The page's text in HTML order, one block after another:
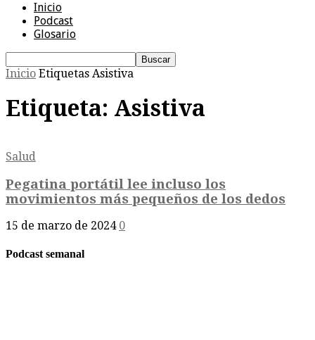
Inicio
Podcast
Glosario
Inicio Etiquetas Asistiva
Etiqueta: Asistiva
Salud
Pegatina portátil lee incluso los
movimientos más pequeños de los dedos
15 de marzo de 2024 0
Podcast semanal